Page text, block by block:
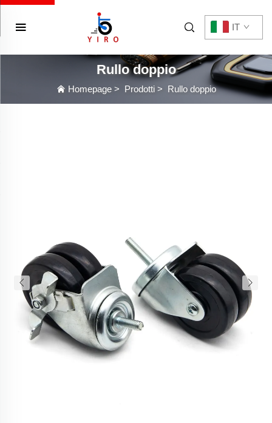
IT
Rullo doppio
Homepage> Prodotti> Rullo doppio